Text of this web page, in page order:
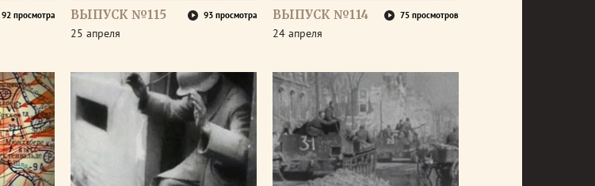
92 просмотра ВЫПУСК №115 93 просмотра
25 апреля
ВЫПУСК №114 75 просмотров
24 апреля